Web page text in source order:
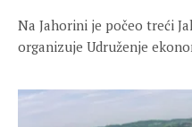
Na Јahorini je počeo treći
organizuje Udruženje